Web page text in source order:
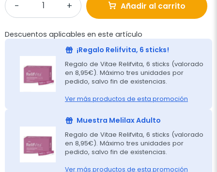
Añadir al carrito
Descuentos aplicables en este artículo
¡Regalo Relifvita, 6 sticks!
Regalo de Vitae Relifvita, 6 sticks (valorado
en 8,95€). Máximo tres unidades por
pedido, salvo fin de existencias.
Ver más productos de esta promoción
Muestra Melilax Adulto
Regalo de Vitae Relifvita, 6 sticks (valorado
en 8,95€). Máximo tres unidades por
pedido, salvo fin de existencias.
Ver más productos de esta promoción